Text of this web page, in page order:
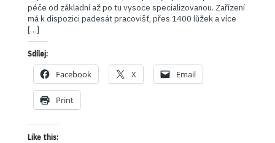
péče od základní až po tu vysoce specializovanou. Zařízení
má k dispozici padesát pracovišť, přes 1400 lůžek a více
[…]
Sdílej:
Facebook X Email
Print
Like this: